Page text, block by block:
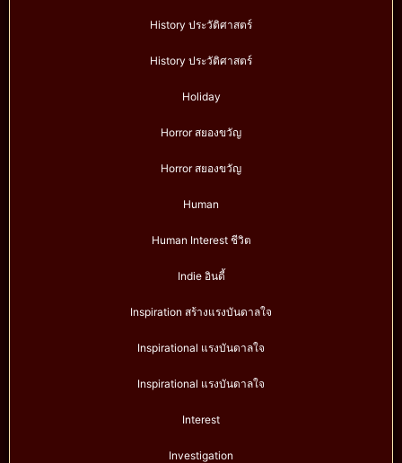
History ประวัติศาสตร์
History ประวัติศาสตร์
Holiday
Horror สยองขวัญ
Horror สยองขวัญ
Human
Human Interest ชีวิต
Indie อินดี้
Inspiration สร้างแรงบันดาลใจ
Inspirational แรงบันดาลใจ
Inspirational แรงบันดาลใจ
Interest
Investigation